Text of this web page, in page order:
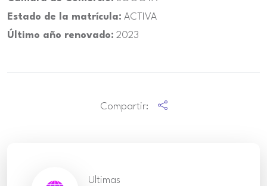
Estado de la matrícula: ACTIVA
Último año renovado: 2023
Compartir:
Ultimas